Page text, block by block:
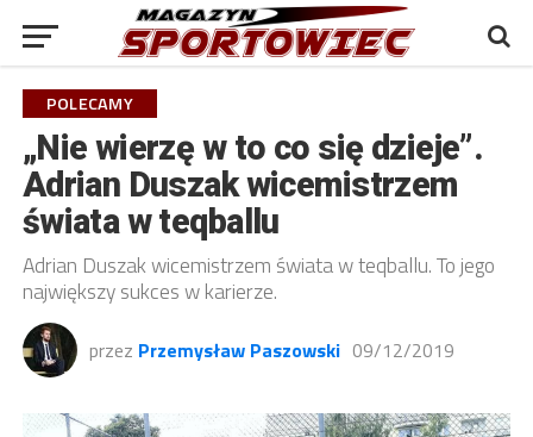
POLECAMY
„Nie wierzę w to co się dzieje”.
Adrian Duszak wicemistrzem
świata w teqballu
Adrian Duszak wicemistrzem świata w teqballu. To jego
największy sukces w karierze.
przez Przemysław Paszowski 09/12/2019